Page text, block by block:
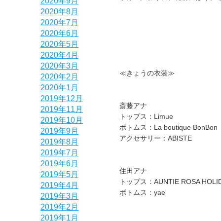
2020年8月
2020年7月
2020年6月
2020年5月
2020年4月
2020年3月
2020年2月
2020年1月
2019年12月
2019年11月
2019年10月
2019年9月
2019年8月
2019年7月
2019年6月
2019年5月
2019年4月
2019年3月
2019年2月
2019年1月
≪きょうの衣装≫
斎藤アナ
トップス：Limue
ボトムス：La boutique BonBon
アクセサリー：ABISTE
住田アナ
トップス：AUNTIE ROSA
ボトムス：yae